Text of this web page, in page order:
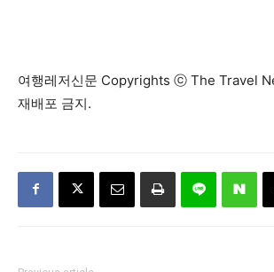
여행레저신문 Copyrights ⓒ The Travel
재배포 금지.